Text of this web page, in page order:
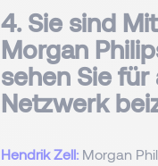
4. Sie sind
Morgan
sehen Sie
Netzwerk
Hendrik Zell: Morgan